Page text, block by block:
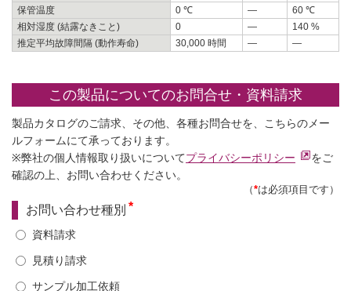
保管温度
0 ℃ —
60 ℃
相対湿度 (結露なきこと)
0 —
140 %
推定平均故障間隔 (動作寿命)
30,000 時間 — —
この製品についてのお問合せ・資料請求
製品カタログのご請求、その他、各種お問合せを、こちらのメー
ルフォームにて承っております。
※弊社の個人情報取り扱いについてプライバシーポリシー
をご
確認の上、お問い合わせください。